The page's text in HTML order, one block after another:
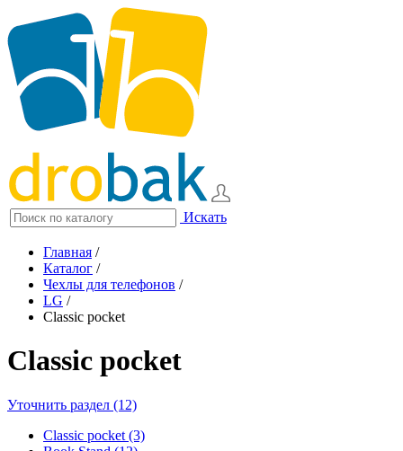
Искать
Главная /
Каталог /
Чехлы для телефонов /
LG /
Classic pocket
Classic pocket
Уточнить раздел (12)
Classic pocket (3)